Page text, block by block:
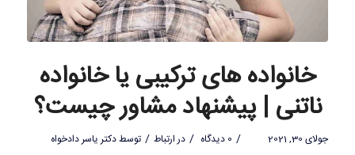
خانواده های ترکیبی یا خانواده
ناتنی | پیشنهاد مشاور چیست؟
جولای 30, 2021 / 0 دیدگاه / درارتباط / توسطدکتر یاسر دادخواه